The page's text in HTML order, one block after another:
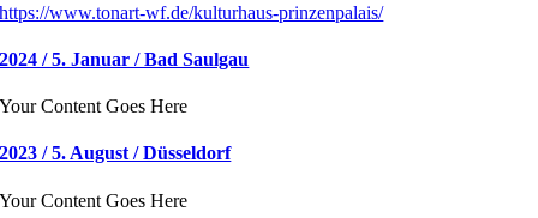
https://www.tonart-wf.de/kulturhaus-prinzenpalais/
2024 / 5. Januar / Bad Saulgau
Your Content Goes Here
2023 / 5. August / Düsseldorf
Your Content Goes Here